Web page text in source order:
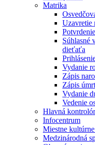
Matrika
Uzavretie
Súhlasné
dieťaťa
Vydanie
Zápis
Zápis
Vydanie
Vedenie
Hlavná
Infocentrum
Miestne
Medzinárodná